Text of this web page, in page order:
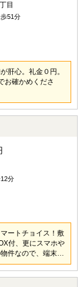
目
51分
肝心。礼金０円。
お確かめくださ
分
ートチョイス！敷
付、更にスマホや
件なので、端末あ